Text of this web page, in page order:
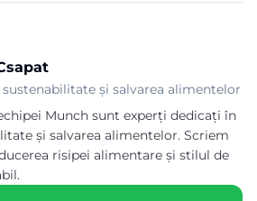
și salvarea alimentelor
Munch sunt experți dedicați în
și salvarea alimentelor. Scriem
risipei alimentare și stilul de